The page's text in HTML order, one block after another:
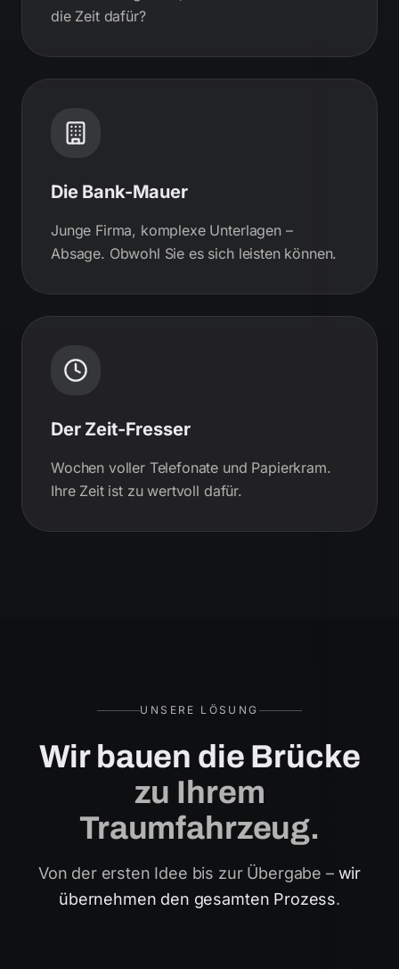
die Zeit dafür?
Die Bank-Mauer
Junge Firma, komplexe Unterlagen –
Absage. Obwohl Sie es sich leisten können.
Der Zeit-Fresser
Wochen voller Telefonate und Papierkram.
Ihre Zeit ist zu wertvoll dafür.
UNSERE LÖSUNG
Wir bauen die Brücke
zu Ihrem
Traumfahrzeug.
Von der ersten Idee bis zur Übergabe – wir
übernehmen den gesamten Prozess.